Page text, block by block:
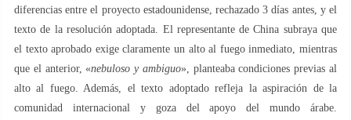
diferencias entre el proyecto estadounidense, rechazado 3 días antes, y el
texto de la resolución adoptada. El representante de China subraya que
el texto aprobado exige claramente un alto al fuego inmediato, mientras
que el anterior, «nebuloso y ambiguo», planteaba condiciones previas al
alto al fuego. Además, el texto adoptado refleja la aspiración de la
comunidad internacional y goza del apoyo del mundo árabe.